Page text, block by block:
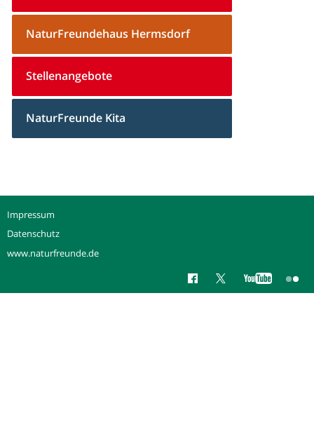
NaturFreundehaus Hermsdorf
Stellenangebote
NaturFreunde Kita
Impressum
Datenschutz
www.naturfreunde.de